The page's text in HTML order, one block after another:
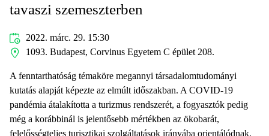
tavaszi szemeszterben
2022. márc. 29. 15:30
1093. Budapest, Corvinus Egyetem C épület 208.
A fenntarthatóság témaköre megannyi társadalomtudományi
kutatás alapját képezte az elmúlt időszakban. A COVID-19
pandémia átalakította a turizmus rendszerét, a fogyasztók pedig
még a korábbinál is jelentősebb mértékben az ökobarát,
felelősségteljes turisztikai szolgáltatások irányába orientálódnak.